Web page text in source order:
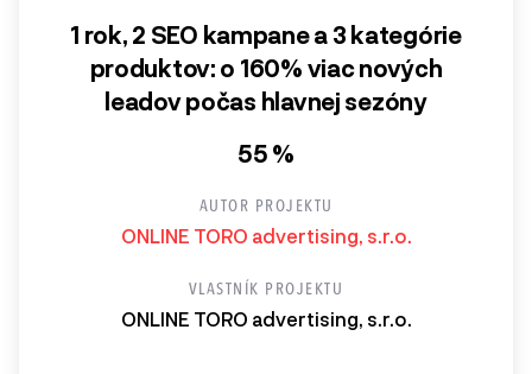
1 rok, 2 SEO kampane a 3 kategórie
produktov: o 160% viac nových
leadov počas hlavnej sezóny
55 %
AUTOR PROJEKTU
ONLINE TORO advertising, s.r.o.
VLASTNÍK PROJEKTU
ONLINE TORO advertising, s.r.o.